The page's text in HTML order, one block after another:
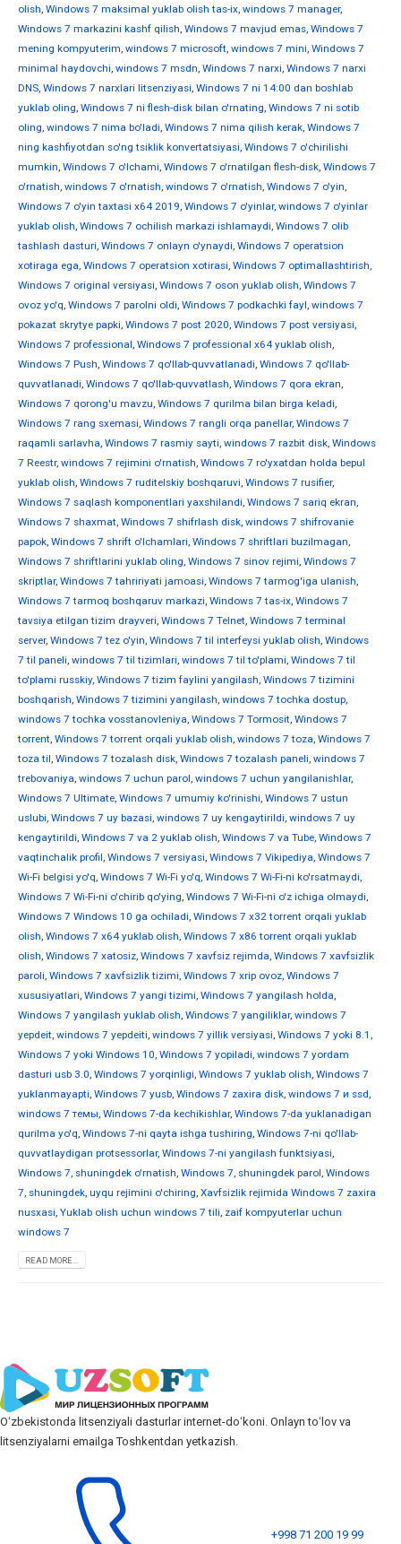
olish, Windows 7 maksimal yuklab olish tas-ix, windows 7 manager,
Windows 7 markazini kashf qilish, Windows 7 mavjud emas, Windows 7
mening kompyuterim, windows 7 microsoft, windows 7 mini, Windows 7
minimal haydovchi, windows 7 msdn, Windows 7 narxi, Windows 7 narxi
DNS, Windows 7 narxlari litsenziyasi, Windows 7 ni 14:00 dan boshlab
yuklab oling, Windows 7 ni flesh-disk bilan o'rnating, Windows 7 ni sotib
oling, windows 7 nima bo'ladi, Windows 7 nima qilish kerak, Windows 7
ning kashfiyotdan so'ng tsiklik konvertatsiyasi, Windows 7 o'chirilishi
mumkin, Windows 7 o'lchami, Windows 7 o'rnatilgan flesh-disk, Windows 7
o'rnatish, windows 7 o'rnatish, windows 7 o'rnatish, Windows 7 o'yin,
Windows 7 o'yin taxtasi x64 2019, Windows 7 o'yinlar, windows 7 o'yinlar
yuklab olish, Windows 7 ochilish markazi ishlamaydi, Windows 7 olib
tashlash dasturi, Windows 7 onlayn o'ynaydi, Windows 7 operatsion
xotiraga ega, Windows 7 operatsion xotirasi, Windows 7 optimallashtirish,
Windows 7 original versiyasi, Windows 7 oson yuklab olish, Windows 7
ovoz yo'q, Windows 7 parolni oldi, Windows 7 podkachki fayl, windows 7
pokazat skrytye papki, Windows 7 post 2020, Windows 7 post versiyasi,
Windows 7 professional, Windows 7 professional x64 yuklab olish,
Windows 7 Push, Windows 7 qo'llab-quvvatlanadi, Windows 7 qo'llab-
quvvatlanadi, Windows 7 qo'llab-quvvatlash, Windows 7 qora ekran,
Windows 7 qorong'u mavzu, Windows 7 qurilma bilan birga keladi,
Windows 7 rang sxemasi, Windows 7 rangli orqa panellar, Windows 7
raqamli sarlavha, Windows 7 rasmiy sayti, windows 7 razbit disk, Windows
7 Reestr, windows 7 rejimini o'rnatish, Windows 7 ro'yxatdan holda bepul
yuklab olish, Windows 7 ruditelskiy boshqaruvi, Windows 7 rusifier,
Windows 7 saqlash komponentlari yaxshilandi, Windows 7 sariq ekran,
Windows 7 shaxmat, Windows 7 shifrlash disk, windows 7 shifrovanie
papok, Windows 7 shrift o'lchamlari, Windows 7 shriftlari buzilmagan,
Windows 7 shriftlarini yuklab oling, Windows 7 sinov rejimi, Windows 7
skriptlar, Windows 7 tahririyati jamoasi, Windows 7 tarmog'iga ulanish,
Windows 7 tarmoq boshqaruv markazi, Windows 7 tas-ix, Windows 7
tavsiya etilgan tizim drayveri, Windows 7 Telnet, Windows 7 terminal
server, Windows 7 tez o'yin, Windows 7 til interfeysi yuklab olish, Windows
7 til paneli, windows 7 til tizimlari, windows 7 til to'plami, Windows 7 til
to'plami russkiy, Windows 7 tizim faylini yangilash, Windows 7 tizimini
boshqarish, Windows 7 tizimini yangilash, windows 7 tochka dostup,
windows 7 tochka vosstanovleniya, Windows 7 Tormosit, Windows 7
torrent, Windows 7 torrent orqali yuklab olish, windows 7 toza, Windows 7
toza til, Windows 7 tozalash disk, Windows 7 tozalash paneli, windows 7
trebovaniya, windows 7 uchun parol, windows 7 uchun yangilanishlar,
Windows 7 Ultimate, Windows 7 umumiy ko'rinishi, Windows 7 ustun
uslubi, Windows 7 uy bazasi, windows 7 uy kengaytirildi, windows 7 uy
kengaytirildi, Windows 7 va 2 yuklab olish, Windows 7 va Tube, Windows 7
vaqtinchalik profil, Windows 7 versiyasi, Windows 7 Vikipediya, Windows 7
Wi-Fi belgisi yo'q, Windows 7 Wi-Fi yo'q, Windows 7 Wi-Fi-ni ko'rsatmaydi,
Windows 7 Wi-Fi-ni o'chirib qo'ying, Windows 7 Wi-Fi-ni o'z ichiga olmaydi,
Windows 7 Windows 10 ga ochiladi, Windows 7 x32 torrent orqali yuklab
olish, Windows 7 x64 yuklab olish, Windows 7 x86 torrent orqali yuklab
olish, Windows 7 xatosiz, Windows 7 xavfsiz rejimda, Windows 7 xavfsizlik
paroli, Windows 7 xavfsizlik tizimi, Windows 7 xrip ovoz, Windows 7
xususiyatlari, Windows 7 yangi tizimi, Windows 7 yangilash holda,
Windows 7 yangilash yuklab olish, Windows 7 yangiliklar, windows 7
yepdeit, windows 7 yepdeiti, windows 7 yillik versiyasi, Windows 7 yoki 8.1 ,
Windows 7 yoki Windows 10, Windows 7 yopiladi, windows 7 yordam
dasturi usb 3.0, Windows 7 yorqinligi, Windows 7 yuklab olish, Windows 7
yuklanmayapti, Windows 7 yusb, Windows 7 zaxira disk, windows 7 и ssd,
windows 7 темы, Windows 7-da kechikishlar, Windows 7-da yuklanadigan
qurilma yo'q, Windows 7-ni qayta ishga tushiring, Windows 7-ni qo'llab-
quvvatlaydigan protsessorlar, Windows 7-ni yangilash funktsiyasi,
Windows 7, shuningdek o'rnatish, Windows 7, shuningdek parol, Windows
7, shuningdek, uyqu rejimini o'chiring, Xavfsizlik rejimida Windows 7 zaxira
nusxasi, Yuklab olish uchun windows 7 tili, zaif kompyuterlar uchun
windows 7
READ MORE...
Oʻzbekistonda litsenziyali dasturlar internet-doʻkoni. Onlayn toʻlov va
litsenziyalarni emailga Toshkentdan yetkazish.
+998 71 200 19 99